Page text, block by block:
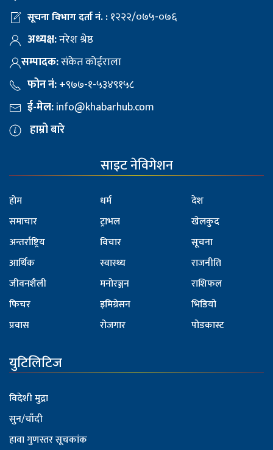
सूचना विभाग दर्ता नं. :१२२२/०७५-०७६
अध्यक्ष:नरेश श्रेष्ठ
सम्पादक:संकेत कोईराला
फोन नं:+९७७-१-५३४९१५८
ई-मेल:info@khabarhub.com
हाम्रो बारे
साइट नेविगेशन
होम
समाचार
अन्तर्राष्ट्रिय
आर्थिक
जीवनशैली
फिचर
प्रवास
धर्म
ट्राभल
विचार
स्वास्थ्य
मनोरञ्जन
इमिग्रेसन
रोजगार
देश
खेलकुद
सूचना
राजनीति
राशिफल
भिडियो
पोडकास्ट
युटिलिटिज
विदेशी मुद्रा
सुन/चाँदी
हावा गुणस्तर सूचकांक